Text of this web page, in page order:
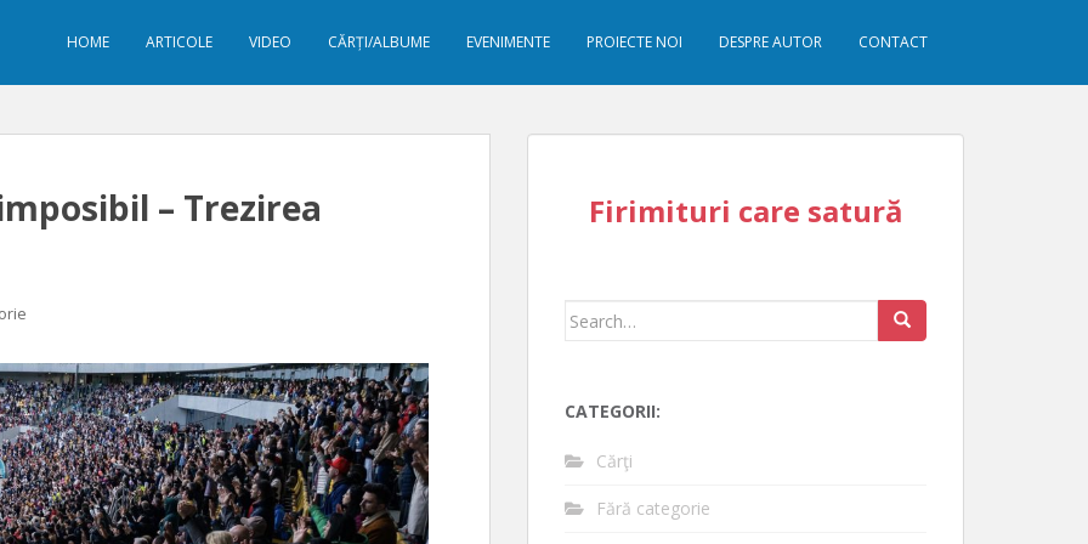
HOME ARTICOLE VIDEO CĂRȚI/ALBUME EVENIMENTE PROIECTE NOI DESPRE AUTOR CONTACT
– Trezirea Firimituri care satură
Search
CATEGORII:
Cărţi
Fără categorie